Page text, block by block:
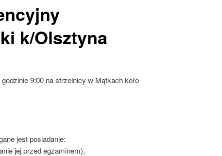
k/Olsztyna
9:00 na strzelnicy w Mątkach koło
jest posiadanie:
jej przed egzaminem),